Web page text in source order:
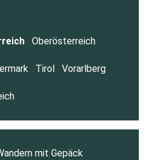
Oberösterreich
Tirol Vorarlberg
mit Gepäck